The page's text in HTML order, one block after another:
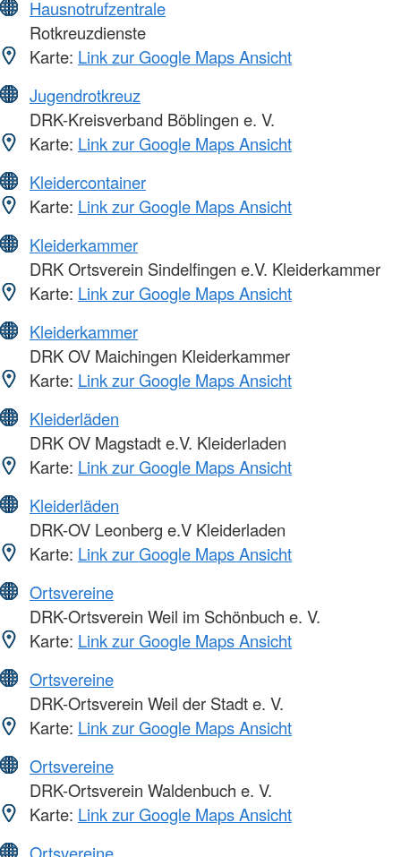
Hausnotrufzentrale
Rotkreuzdienste
Karte: Link zur Google Maps Ansicht
Jugendrotkreuz
DRK-Kreisverband Böblingen e. V.
Karte: Link zur Google Maps Ansicht
Kleidercontainer
Karte: Link zur Google Maps Ansicht
Kleiderkammer
DRK Ortsverein Sindelfingen e.V. Kleiderkammer
Karte: Link zur Google Maps Ansicht
Kleiderkammer
DRK OV Maichingen Kleiderkammer
Karte: Link zur Google Maps Ansicht
Kleiderläden
DRK OV Magstadt e.V. Kleiderladen
Karte: Link zur Google Maps Ansicht
Kleiderläden
DRK-OV Leonberg e.V Kleiderladen
Karte: Link zur Google Maps Ansicht
Ortsvereine
DRK-Ortsverein Weil im Schönbuch e. V.
Karte: Link zur Google Maps Ansicht
Ortsvereine
DRK-Ortsverein Weil der Stadt e. V.
Karte: Link zur Google Maps Ansicht
Ortsvereine
DRK-Ortsverein Waldenbuch e. V.
Karte: Link zur Google Maps Ansicht